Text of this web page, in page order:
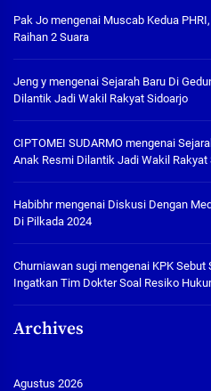
Pak Jo mengenai Muscab Kedua
Raihan 2 Suara
Jeng y mengenai Sejarah Baru Di
Dilantik Jadi Wakil Rakyat Sidoarjo
CIPTOMEI SUDARMO mengenai
Anak Resmi Dilantik Jadi Wakil Rakyat
Habibhrmengenai Diskusi Dengan
Di Pilkada 2024
Churniawan sugi mengenai KPK Sebut
Ingatkan Tim Dokter Soal Resiko
Archives
Agustus 2026